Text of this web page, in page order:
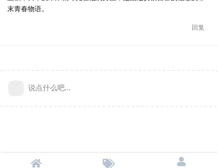
末青春物语。
回复
说点什么吧...